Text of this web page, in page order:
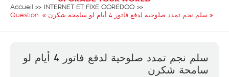
Accueil
INTERNET ET FIXE OOREDOO
Question: «
سلم نجم تمدد صلوحية لدفع فاتور 4 أيام لو سامحة شكرن »
سلم نجم تمدد صلوحية لدفع فاتور 4 أيام لو
سامحة شكرن